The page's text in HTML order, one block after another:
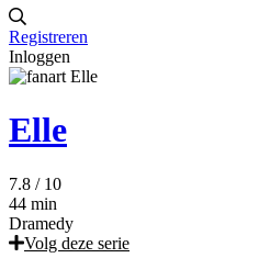
Registreren
Inloggen
Elle
7.8 / 10
44 min
Dramedy
Volg deze serie